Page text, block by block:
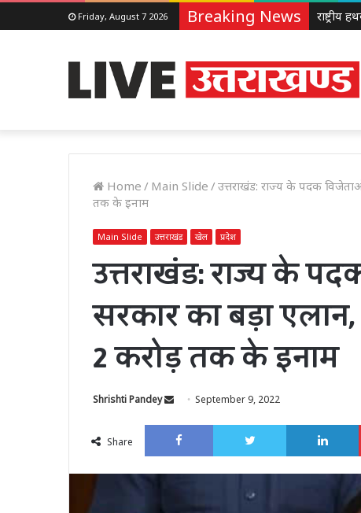
Friday, August 7 2026 Breaking News
Home / Main Slide /उत्तराखंड: राज्य के पदक
तक के इनाम
Main Slide उत्तराखंड खेल प्रदेश
उत्तराखंड: राज्य के
सरकार का बड़ा
2 करोड़ तक के इनाम
Shrishti Pandey
Send
email
September 9, 2022
Share
Facebook Twitter